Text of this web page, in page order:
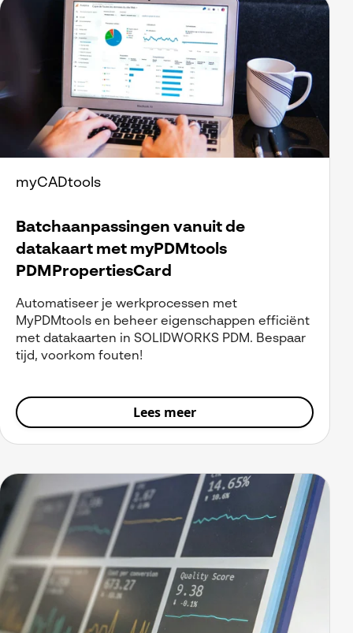
myCADtools
Batchaanpassingen vanuit de
datakaart met myPDMtools
PDMPropertiesCard
Automatiseer je werkprocessen met
MyPDMtools en beheer eigenschappen efficiënt
met datakaarten in SOLIDWORKS PDM. Bespaar
tijd, voorkom fouten!
Lees meer